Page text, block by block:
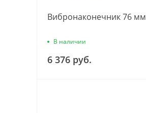
Вибронаконечник 76 мм
В наличии
6 376 руб.